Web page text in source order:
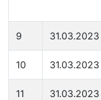
9 31.03.2023
10 31.03.2023
11 31.03.2023